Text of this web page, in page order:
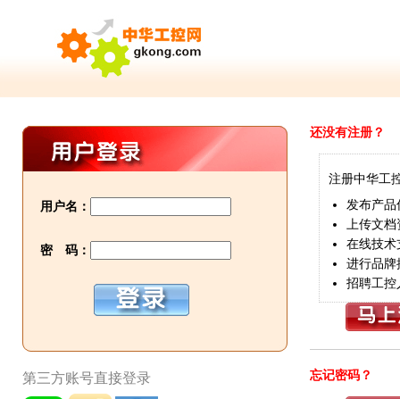
用户名：
密 码：
第三方账号直接登录
还没有注册？
注册中华工
发布产品
上传文档
在线技术
进行品牌
招聘工控
忘记密码？